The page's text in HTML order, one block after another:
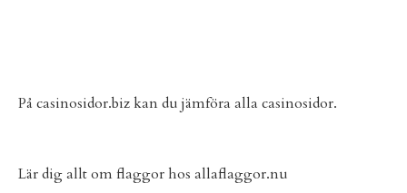
På casinosidor.bizkan du jämföra alla casinosidor.
Lär dig allt om flaggor hos allaflaggor.nu